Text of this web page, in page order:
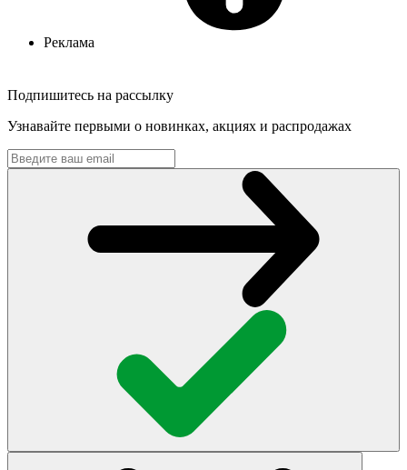
Реклама
Подпишитесь на рассылку
Узнавайте первыми о новинках, акциях и распродажах